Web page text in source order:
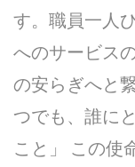
す。職員一人
へのサービス
の安らぎへと
つでも、誰に
こと」 この使